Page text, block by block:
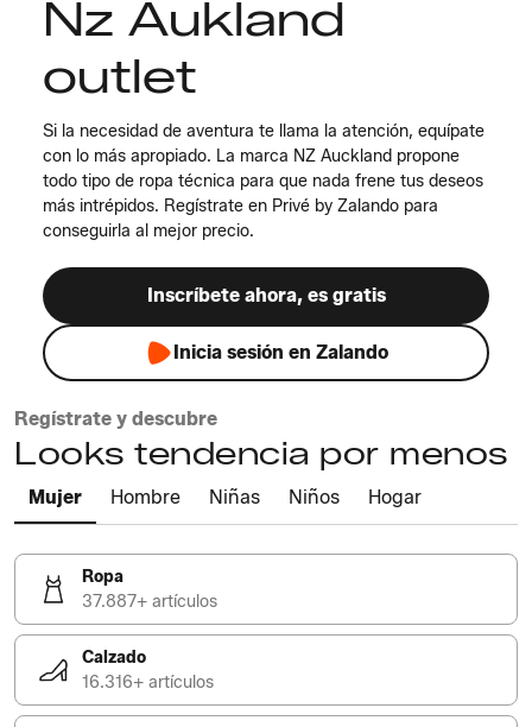
Nz Aukland
outlet
Si la necesidad de aventura te llama la atención, equípate
con lo más apropiado. La marca NZ Auckland propone
todo tipo de ropa técnica para que nada frene tus deseos
más intrépidos. Regístrate en Privé by Zalando para
conseguirla al mejor precio.
Inscríbete ahora, es gratis
Inicia sesión en Zalando
Regístrate y descubre
Looks tendencia por menos
Mujer Hombre Niñas Niños Hogar
Ropa
37.887+ artículos
Calzado
16.316+ artículos